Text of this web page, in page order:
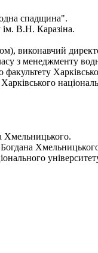
спадщина".
ім. В.Н. Каразіна.
виконавчий
з менеджменту
Хмельницького.
Богдана